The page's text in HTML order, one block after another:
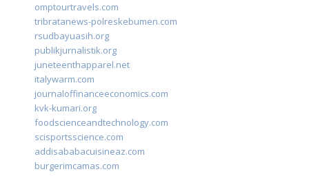
omptourtravels.com
tribratanews-polreskebumen.com
rsudbayuasih.org
publikjurnalistik.org
juneteenthapparel.net
italywarm.com
journaloffinanceeconomics.com
kvk-kumari.org
foodscienceandtechnology.com
scisportsscience.com
addisababacuisineaz.com
burgerimcamas.com